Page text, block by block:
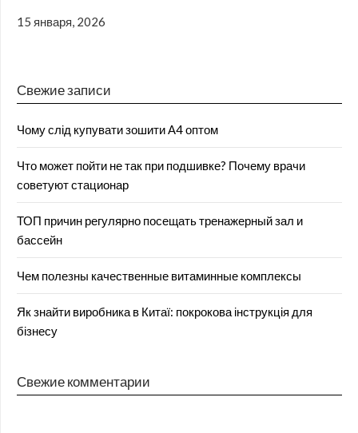
15 января, 2026
Свежие записи
Чому слід купувати зошити А4 оптом
Что может пойти не так при подшивке? Почему врачи
советуют стационар
ТОП причин регулярно посещать тренажерный зал и
бассейн
Чем полезны качественные витаминные комплексы
Як знайти виробника в Китаї: покрокова інструкція для
бізнесу
Свежие комментарии